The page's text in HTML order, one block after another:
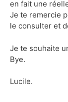
en fait une
Je te remercie
le consulter et
Je te souhaite
Bye.
Lucile.